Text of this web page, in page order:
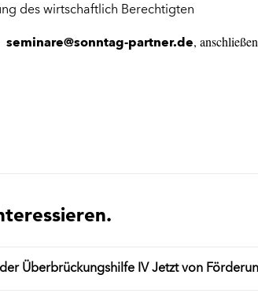
des wirtschaftlich Berechtigten
seminare@sonntag-partner.de,
Überbrückungshilfe IV Jetzt von